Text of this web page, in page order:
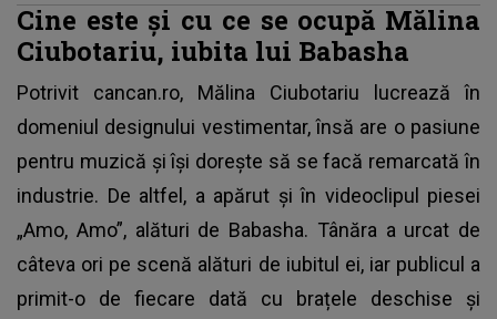
Cine este și cu ce se ocupă Mălina
Ciubotariu, iubita lui Babasha
Potrivit cancan.ro, Mălina Ciubotariu lucrează în
domeniul designului vestimentar, însă are o pasiune
pentru muzică și își dorește să se facă remarcată în
industrie. De altfel, a apărut și în videoclipul piesei
„Amo, Amo”, alături de Babasha. Tânăra a urcat de
câteva ori pe scenă alături de iubitul ei, iar publicul a
primit-o de fiecare dată cu brațele deschise și